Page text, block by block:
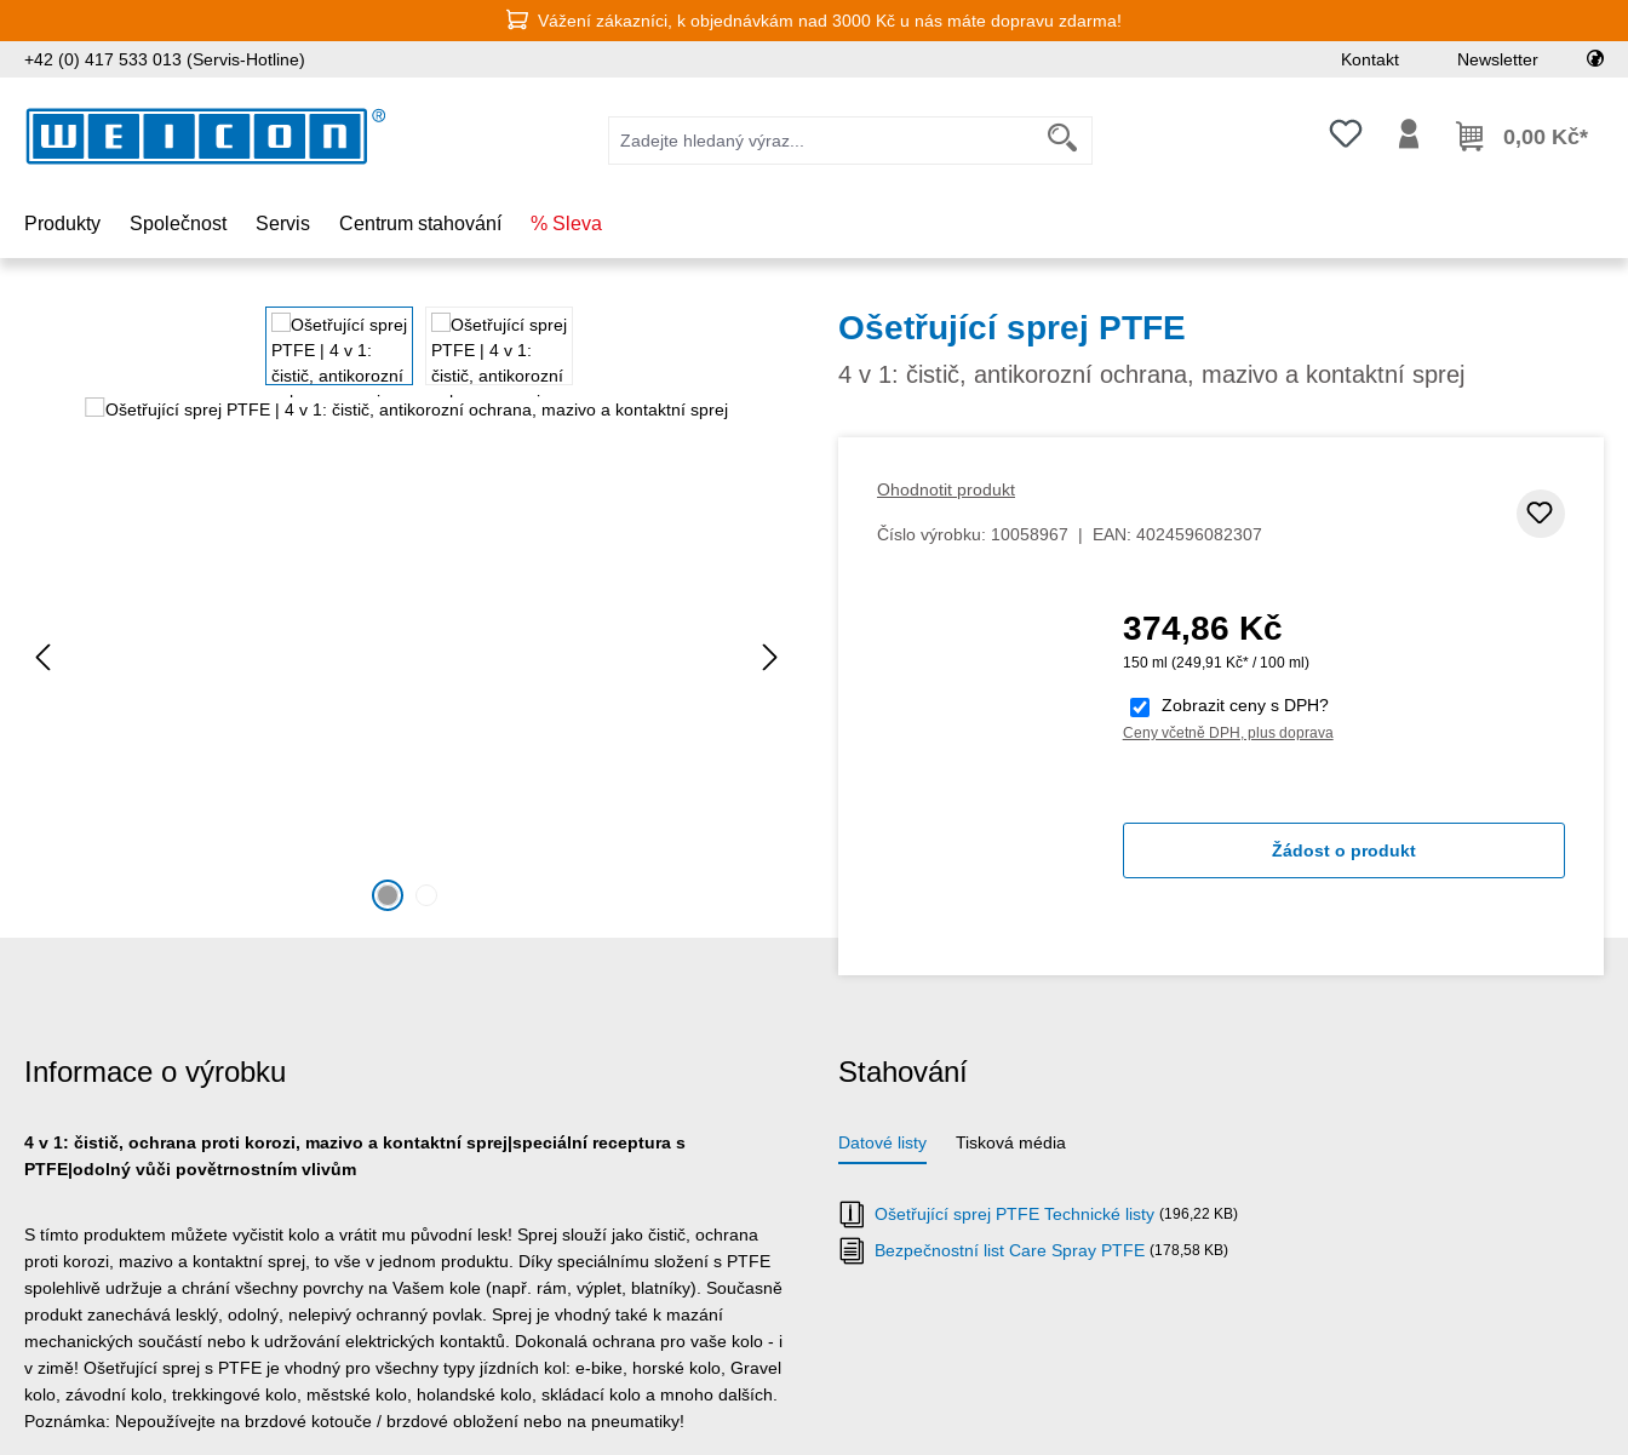
Vážení zákazníci, k objednávkám nad 3000 Kč u nás máte dopravu zdarma!
+42 (0) 417 533 013 (Servis-Hotline) Kontakt Newsletter
Máte 0 položky v seznamu přání
0,00 Kč*
Produkty Společnost Servis Centrum stahování % Sleva
Ošetřující sprej PTFE
4 v 1: čistič, antikorozní ochrana, mazivo a kontaktní sprej
Ohodnotit produkt
Číslo výrobku: 10058967 | EAN: 4024596082307
Běžná cena:
374,86 Kč
150 ml (249,91 Kč* / 100 ml)
Zobrazit ceny s DPH?
Ceny včetně DPH, plus doprava
Žádost o produkt
Informace o výrobku
4 v 1: čistič, ochrana proti korozi, mazivo a kontaktní sprej|speciální receptura s
PTFE|odolný vůči povětrnostním vlivům
S tímto produktem můžete vyčistit kolo a vrátit mu původní lesk! Sprej slouží jako čistič, ochrana
proti korozi, mazivo a kontaktní sprej, to vše v jednom produktu. Díky speciálnímu složení s PTFE
spolehlivě udržuje a chrání všechny povrchy na Vašem kole (např. rám, výplet, blatníky). Současně
produkt zanechává lesklý, odolný, nelepivý ochranný povlak. Sprej je vhodný také k mazání
mechanických součástí nebo k udržování elektrických kontaktů. Dokonalá ochrana pro vaše kolo - i
v zimě! Ošetřující sprej s PTFE je vhodný pro všechny typy jízdních kol: e-bike, horské kolo, Gravel
kolo, závodní kolo, trekkingové kolo, městské kolo, holandské kolo, skládací kolo a mnoho dalších.
Poznámka: Nepoužívejte na brzdové kotouče / brzdové obložení nebo na pneumatiky!
Stahování
Datové listy Tisková média
Ošetřující sprej PTFE Technické listy (196,22 KB)
Bezpečnostní list Care Spray PTFE (178,58 KB)